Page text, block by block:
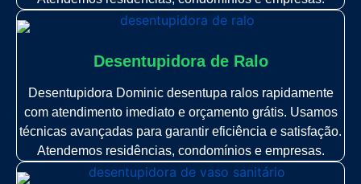
Desentupidora de Ralo
Desentupidora Dominic desentupa ralos rapidamente
com atendimento imediato e orçamento grátis. Usamos
técnicas avançadas para garantir eficiência e satisfação.
Atendemos residências, condomínios e empresas.